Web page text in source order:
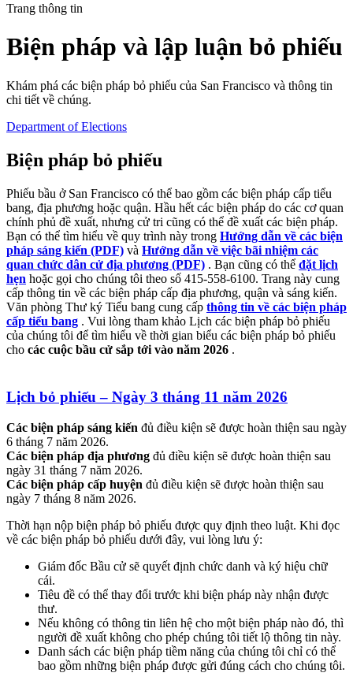
Trang thông tin
Biện pháp và lập luận bỏ phiếu
Khám phá các biện pháp bỏ phiếu của San Francisco và thông tin
chi tiết về chúng.
Department of Elections
Biện pháp bỏ phiếu
Phiếu bầu ở San Francisco có thể bao gồm các biện pháp cấp tiểu
bang, địa phương hoặc quận. Hầu hết các biện pháp do các cơ quan
chính phủ đề xuất, nhưng cử tri cũng có thể đề xuất các biện pháp.
Bạn có thể tìm hiểu về quy trình này trong Hướng dẫn về các biện
pháp sáng kiến ​​(PDF) và Hướng dẫn về việc bãi nhiệm các
quan chức dân cử địa phương (PDF) . Bạn cũng có thể đặt lịch
hẹn hoặc gọi cho chúng tôi theo số 415-558-6100. Trang này cung
cấp thông tin về các biện pháp cấp địa phương, quận và sáng kiến.
Văn phòng Thư ký Tiểu bang cung cấp thông tin về các biện pháp
cấp tiểu bang . Vui lòng tham khảo Lịch các biện pháp bỏ phiếu
của chúng tôi để tìm hiểu về thời gian biểu các biện pháp bỏ phiếu
cho các cuộc bầu cử sắp tới vào năm 2026 .
Lịch bỏ phiếu– Ngày 3 tháng 11 năm 2026
Các biện pháp sáng kiến ​​đủ điều kiện sẽ được hoàn thiện sau ngày
6 tháng 7 năm 2026.
Các biện pháp địa phương đủ điều kiện sẽ được hoàn thiện sau
ngày 31 tháng 7 năm 2026.
Các biện pháp cấp huyện đủ điều kiện sẽ được hoàn thiện sau
ngày 7 tháng 8 năm 2026.
Thời hạn nộp biện pháp bỏ phiếu được quy định theo luật. Khi đọc
về các biện pháp bỏ phiếu dưới đây, vui lòng lưu ý:
Giám đốc Bầu cử sẽ quyết định chức danh và ký hiệu chữ
cái.
Tiêu đề có thể thay đổi trước khi biện pháp này nhận được
thư.
Nếu không có thông tin liên hệ cho một biện pháp nào đó, thì
người đề xuất không cho phép chúng tôi tiết lộ thông tin này.
Danh sách các biện pháp tiềm năng của chúng tôi chỉ có thể
bao gồm những biện pháp được gửi đúng cách cho chúng tôi.